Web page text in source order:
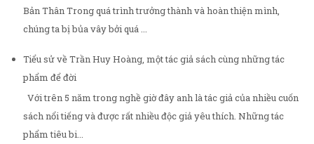
Bản Thân Trong quá trình trưởng thành và hoàn thiện mình,
chúng ta bị bủa vây bởi quá ...
Tiểu sử về Trần Huy Hoàng, một tác giả sách cùng những tác
phẩm để đời
Với trên 5 năm trong nghề giờ đây anh là tác giả của nhiều cuốn
sách nổi tiếng và được rất nhiều độc giả yêu thích. Những tác
phẩm tiêu bi...